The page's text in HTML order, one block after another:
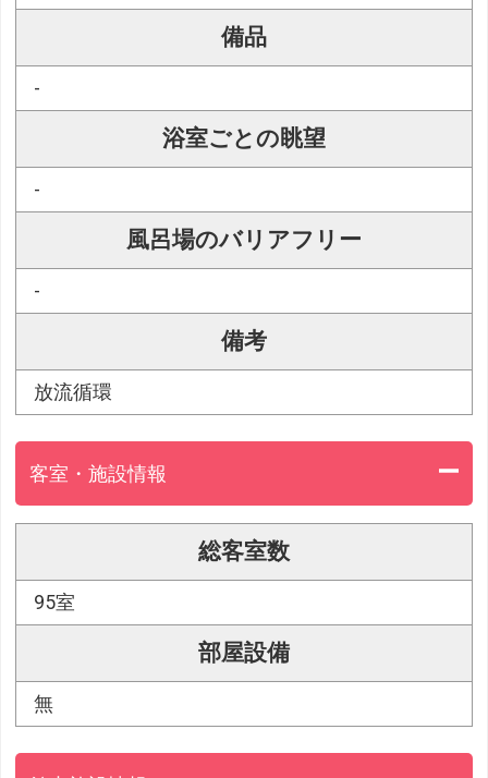
備品
-
浴室ごとの眺望
-
風呂場のバリアフリー
-
備考
放流循環
客室・施設情報
総客室数
95室
部屋設備
無